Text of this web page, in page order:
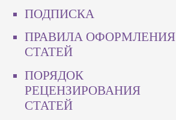
ПОДПИСКА
ПРАВИЛА ОФОРМЛЕНИЯ
СТАТЕЙ
ПОРЯДОК
РЕЦЕНЗИРОВАНИЯ
СТАТЕЙ